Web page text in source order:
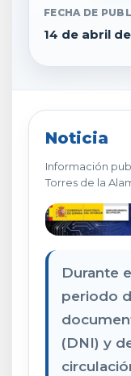
FECHA DE
14 de abril
Noticia
Información
Torres de la
Durante
periodo
(DNI) y